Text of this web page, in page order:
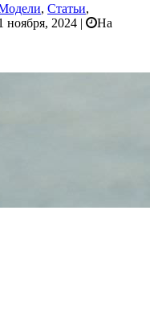
, Статьи,
ноября, 2024 |
На